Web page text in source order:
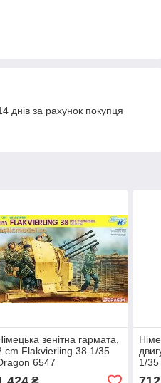
днів за рахунок покупця
зенітна гармата,
cm Flakvierling 38 1/35
6547
1/